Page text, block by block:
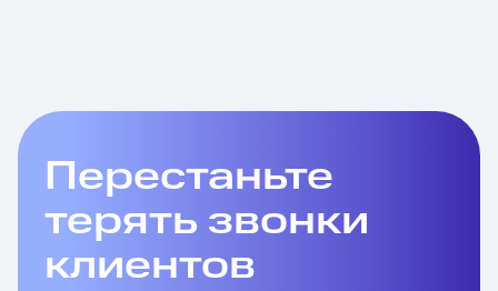
Перестаньте
терять звонки
клиентов